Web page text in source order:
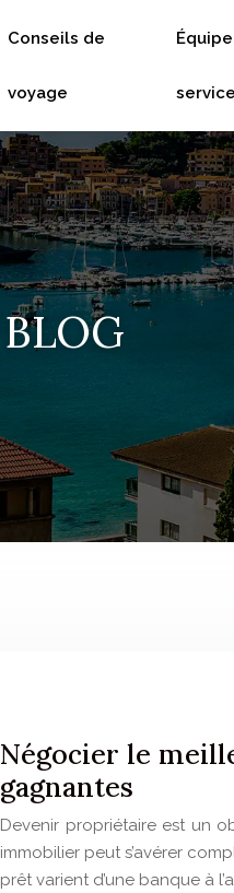
Conseils de
voyage
BLOG
Négocier le
gagnantes
Devenir propriétaire est un
immobilier peut s’avérer
prêt varient d’une banque à